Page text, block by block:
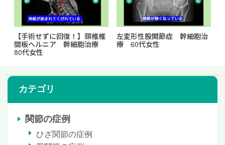
【手術せずに回復！】頸椎椎
間板ヘルニア 幹細胞治療
80代女性
左変形性股関節症 幹細胞治
療 60代女性
カテゴリ
関節の症例
ひざ関節の症例